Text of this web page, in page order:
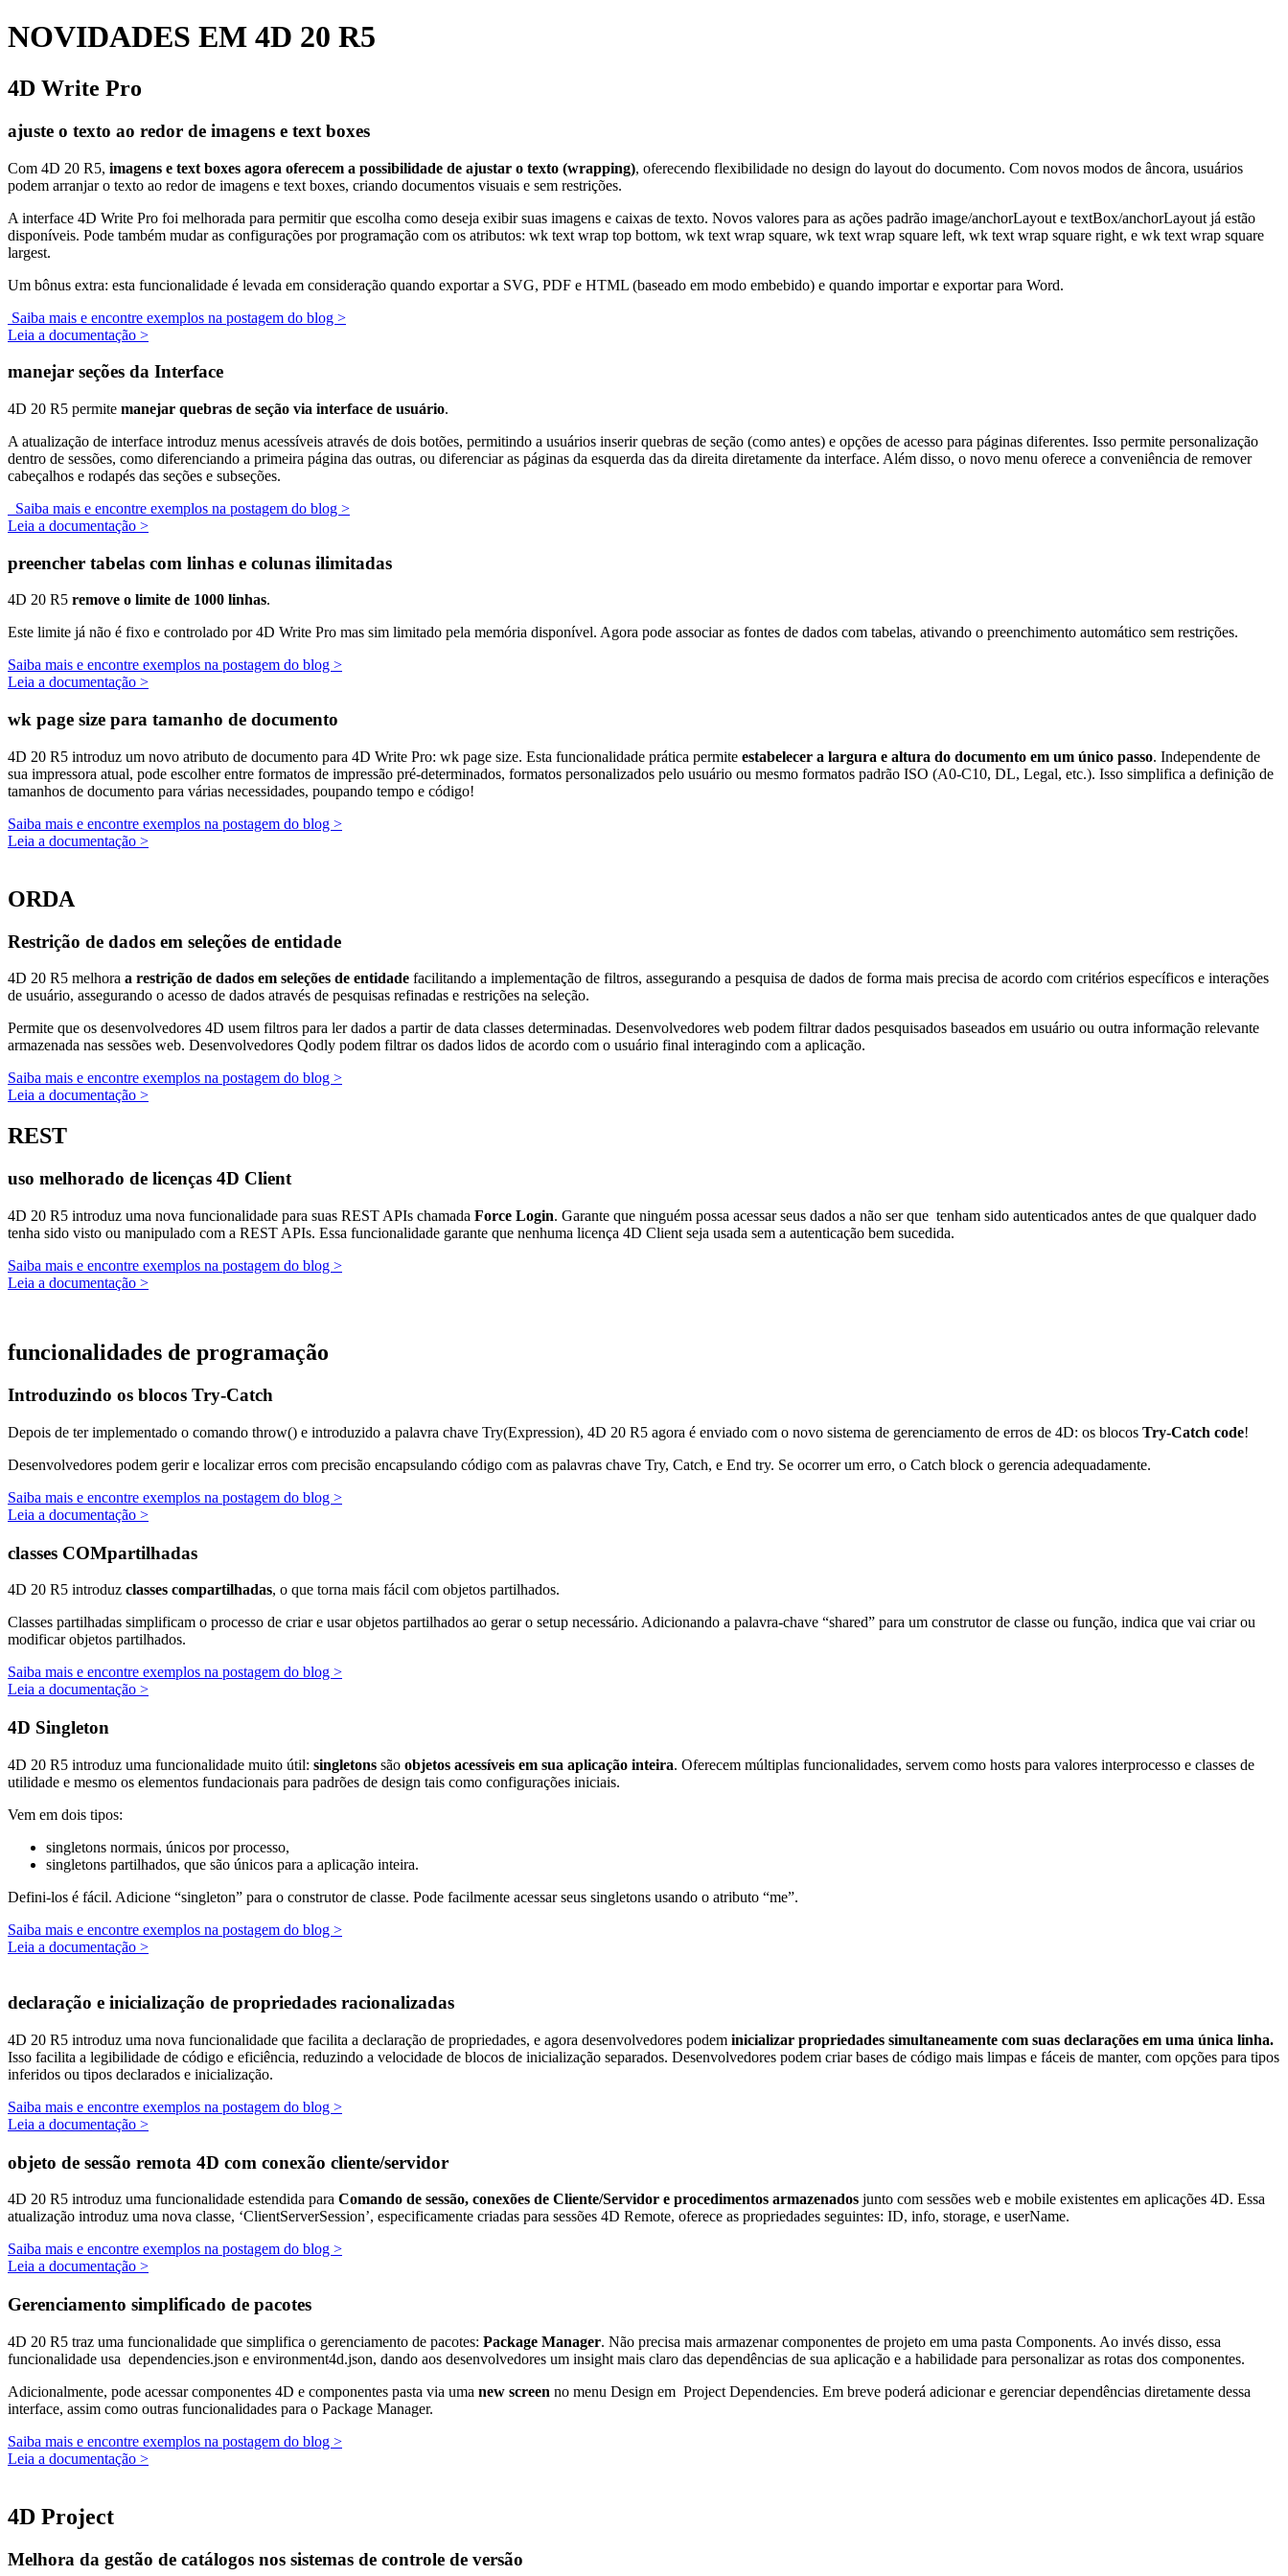
NOVIDADES EM 4D 20 R5
4D Write Pro
ajuste o texto ao redor de imagens e text boxes
Com 4D 20 R5, imagens e text boxes agora oferecem a possibilidade de ajustar o texto (wrapping), oferecendo flexibilidade no design do layout do documento. Com novos modos de âncora, usuários
podem arranjar o texto ao redor de imagens e text boxes, criando documentos visuais e sem restrições.
A interface 4D Write Pro foi melhorada para permitir que escolha como deseja exibir suas imagens e caixas de texto. Novos valores para as ações padrão image/anchorLayout e textBox/anchorLayout já estão
disponíveis. Pode também mudar as configurações por programação com os atributos: wk text wrap top bottom, wk text wrap square, wk text wrap square left, wk text wrap square right, e wk text wrap square
largest.
Um bônus extra: esta funcionalidade é levada em consideração quando exportar a SVG, PDF e HTML (baseado em modo embebido) e quando importar e exportar para Word.
Saiba mais e encontre exemplos na postagem do blog >
Leia a documentação >
manejar seções da Interface
4D 20 R5 permite manejar quebras de seção via interface de usuário.
A atualização de interface introduz menus acessíveis através de dois botões, permitindo a usuários inserir quebras de seção (como antes) e opções de acesso para páginas diferentes. Isso permite personalização
dentro de sessões, como diferenciando a primeira página das outras, ou diferenciar as páginas da esquerda das da direita diretamente da interface. Além disso, o novo menu oferece a conveniência de remover
cabeçalhos e rodapés das seções e subseções.
Saiba mais e encontre exemplos na postagem do blog >
Leia a documentação >
preencher tabelas com linhas e colunas ilimitadas
4D 20 R5 remove o limite de 1000 linhas.
Este limite já não é fixo e controlado por 4D Write Pro mas sim limitado pela memória disponível. Agora pode associar as fontes de dados com tabelas, ativando o preenchimento automático sem restrições.
Saiba mais e encontre exemplos na postagem do blog >
Leia a documentação >
wk page size para tamanho de documento
4D 20 R5 introduz um novo atributo de documento para 4D Write Pro: wk page size. Esta funcionalidade prática permite estabelecer a largura e altura do documento em um único passo. Independente de
sua impressora atual, pode escolher entre formatos de impressão pré-determinados, formatos personalizados pelo usuário ou mesmo formatos padrão ISO (A0-C10, DL, Legal, etc.). Isso simplifica a definição de
tamanhos de documento para várias necessidades, poupando tempo e código!
Saiba mais e encontre exemplos na postagem do blog >
Leia a documentação >
ORDA
Restrição de dados em seleções de entidade
4D 20 R5 melhora a restrição de dados em seleções de entidade facilitando a implementação de filtros, assegurando a pesquisa de dados de forma mais precisa de acordo com critérios específicos e interações
de usuário, assegurando o acesso de dados através de pesquisas refinadas e restrições na seleção.
Permite que os desenvolvedores 4D usem filtros para ler dados a partir de data classes determinadas. Desenvolvedores web podem filtrar dados pesquisados baseados em usuário ou outra informação relevante
armazenada nas sessões web. Desenvolvedores Qodly podem filtrar os dados lidos de acordo com o usuário final interagindo com a aplicação.
Saiba mais e encontre exemplos na postagem do blog >
Leia a documentação >
REST
uso melhorado de licenças 4D Client
4D 20 R5 introduz uma nova funcionalidade para suas REST APIs chamada Force Login. Garante que ninguém possa acessar seus dados a não ser que tenham sido autenticados antes de que qualquer dado
tenha sido visto ou manipulado com a REST APIs. Essa funcionalidade garante que nenhuma licença 4D Client seja usada sem a autenticação bem sucedida.
Saiba mais e encontre exemplos na postagem do blog >
Leia a documentação >
funcionalidades de programação
Introduzindo os blocos Try-Catch
Depois de ter implementado o comando throw() e introduzido a palavra chave Try(Expression), 4D 20 R5 agora é enviado com o novo sistema de gerenciamento de erros de 4D: os blocos Try-Catch code!
Desenvolvedores podem gerir e localizar erros com precisão encapsulando código com as palavras chave Try, Catch, e End try. Se ocorrer um erro, o Catch block o gerencia adequadamente.
Saiba mais e encontre exemplos na postagem do blog >
Leia a documentação >
classes COMpartilhadas
4D 20 R5 introduz classes compartilhadas, o que torna mais fácil com objetos partilhados.
Classes partilhadas simplificam o processo de criar e usar objetos partilhados ao gerar o setup necessário. Adicionando a palavra-chave “shared” para um construtor de classe ou função, indica que vai criar ou
modificar objetos partilhados.
Saiba mais e encontre exemplos na postagem do blog >
Leia a documentação >
4D Singleton
4D 20 R5 introduz uma funcionalidade muito útil: singletons são objetos acessíveis em sua aplicação inteira. Oferecem múltiplas funcionalidades, servem como hosts para valores interprocesso e classes de
utilidade e mesmo os elementos fundacionais para padrões de design tais como configurações iniciais.
Vem em dois tipos:
singletons normais, únicos por processo,
singletons partilhados, que são únicos para a aplicação inteira.
Defini-los é fácil. Adicione “singleton” para o construtor de classe. Pode facilmente acessar seus singletons usando o atributo “me”.
Saiba mais e encontre exemplos na postagem do blog >
Leia a documentação >
declaração e inicialização de propriedades racionalizadas
4D 20 R5 introduz uma nova funcionalidade que facilita a declaração de propriedades, e agora desenvolvedores podem inicializar propriedades simultaneamente com suas declarações em uma única linha.
Isso facilita a legibilidade de código e eficiência, reduzindo a velocidade de blocos de inicialização separados. Desenvolvedores podem criar bases de código mais limpas e fáceis de manter, com opções para tipos
inferidos ou tipos declarados e inicialização.
Saiba mais e encontre exemplos na postagem do blog >
Leia a documentação >
objeto de sessão remota 4D com conexão cliente/servidor
4D 20 R5 introduz uma funcionalidade estendida para Comando de sessão, conexões de Cliente/Servidor e procedimentos armazenados junto com sessões web e mobile existentes em aplicações 4D. Essa
atualização introduz uma nova classe, ‘ClientServerSession’, especificamente criadas para sessões 4D Remote, oferece as propriedades seguintes: ID, info, storage, e userName.
Saiba mais e encontre exemplos na postagem do blog >
Leia a documentação >
Gerenciamento simplificado de pacotes
4D 20 R5 traz uma funcionalidade que simplifica o gerenciamento de pacotes: Package Manager. Não precisa mais armazenar componentes de projeto em uma pasta Components. Ao invés disso, essa
funcionalidade usa dependencies.json e environment4d.json, dando aos desenvolvedores um insight mais claro das dependências de sua aplicação e a habilidade para personalizar as rotas dos componentes.
Adicionalmente, pode acessar componentes 4D e componentes pasta via uma new screen no menu Design em Project Dependencies. Em breve poderá adicionar e gerenciar dependências diretamente dessa
interface, assim como outras funcionalidades para o Package Manager.
Saiba mais e encontre exemplos na postagem do blog >
Leia a documentação >
4D Project
Melhora da gestão de catálogos nos sistemas de controle de versão